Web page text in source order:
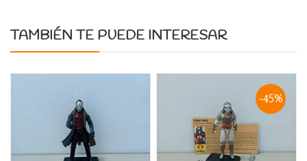
TAMBIÉN TE PUEDE INTERESAR
-45%